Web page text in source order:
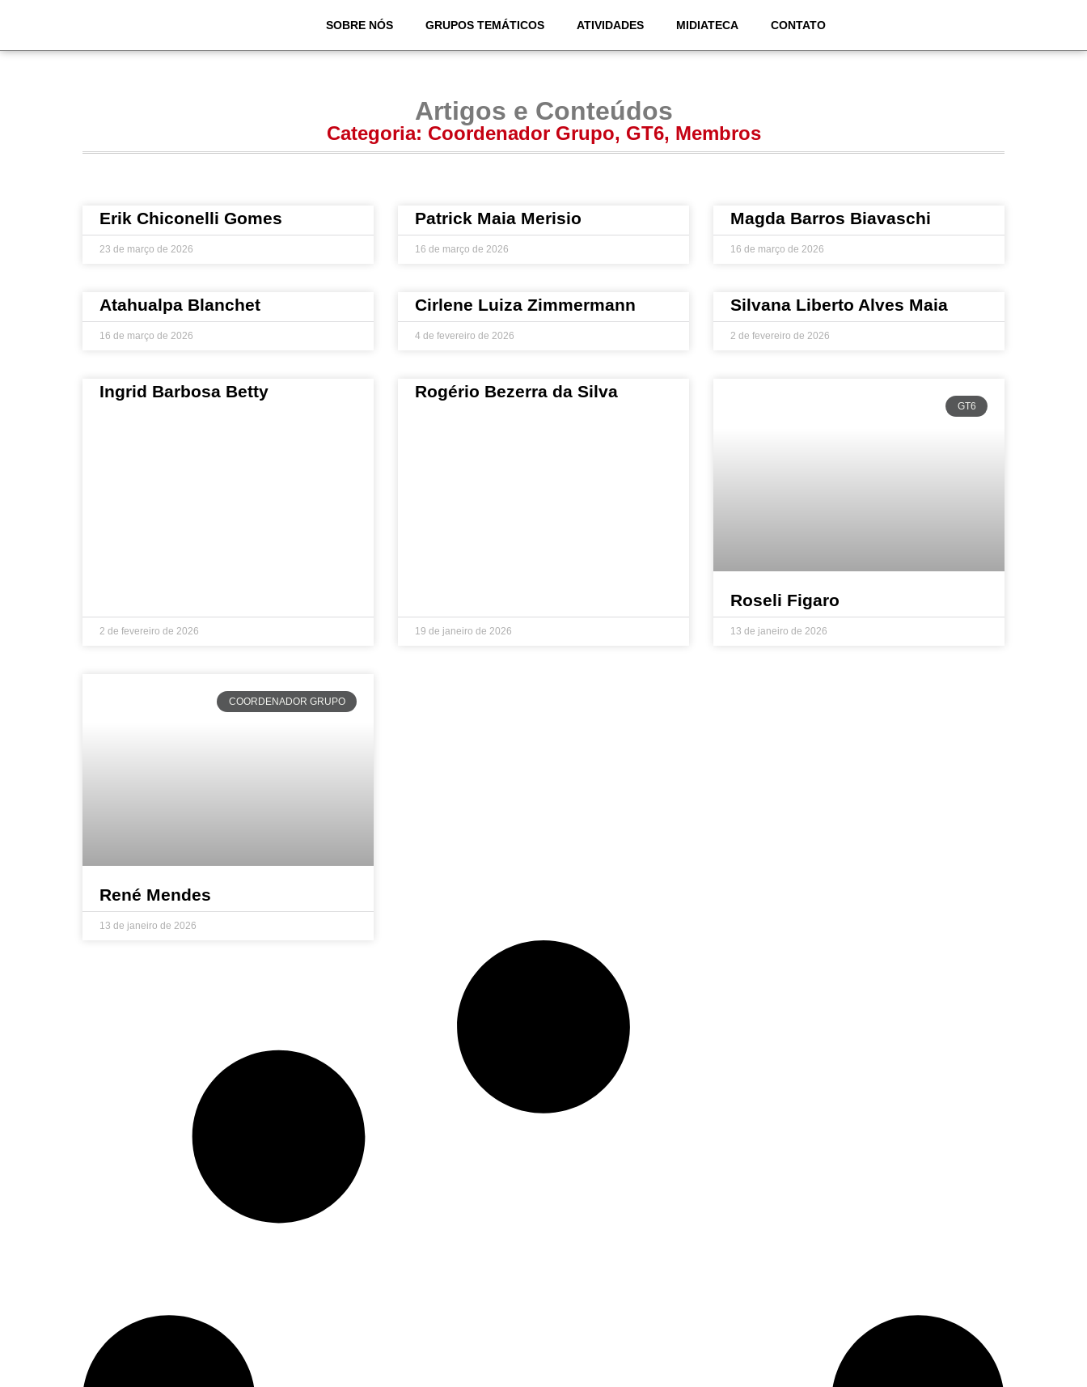
SOBRE NÓS GRUPOS TEMÁTICOS ATIVIDADES MIDIATECA CONTATO
Artigos e Conteúdos
Categoria: Coordenador Grupo, GT6, Membros
Erik Chiconelli Gomes
23 de março de 2026
Patrick Maia Merisio
16 de março de 2026
Magda Barros Biavaschi
16 de março de 2026
Atahualpa Blanchet
16 de março de 2026
Cirlene Luiza Zimmermann
4 de fevereiro de 2026
Silvana Liberto Alves Maia
2 de fevereiro de 2026
Ingrid Barbosa Betty
2 de fevereiro de 2026
Rogério Bezerra da Silva
19 de janeiro de 2026
GT6
Roseli Figaro
13 de janeiro de 2026
COORDENADOR GRUPO
René Mendes
13 de janeiro de 2026